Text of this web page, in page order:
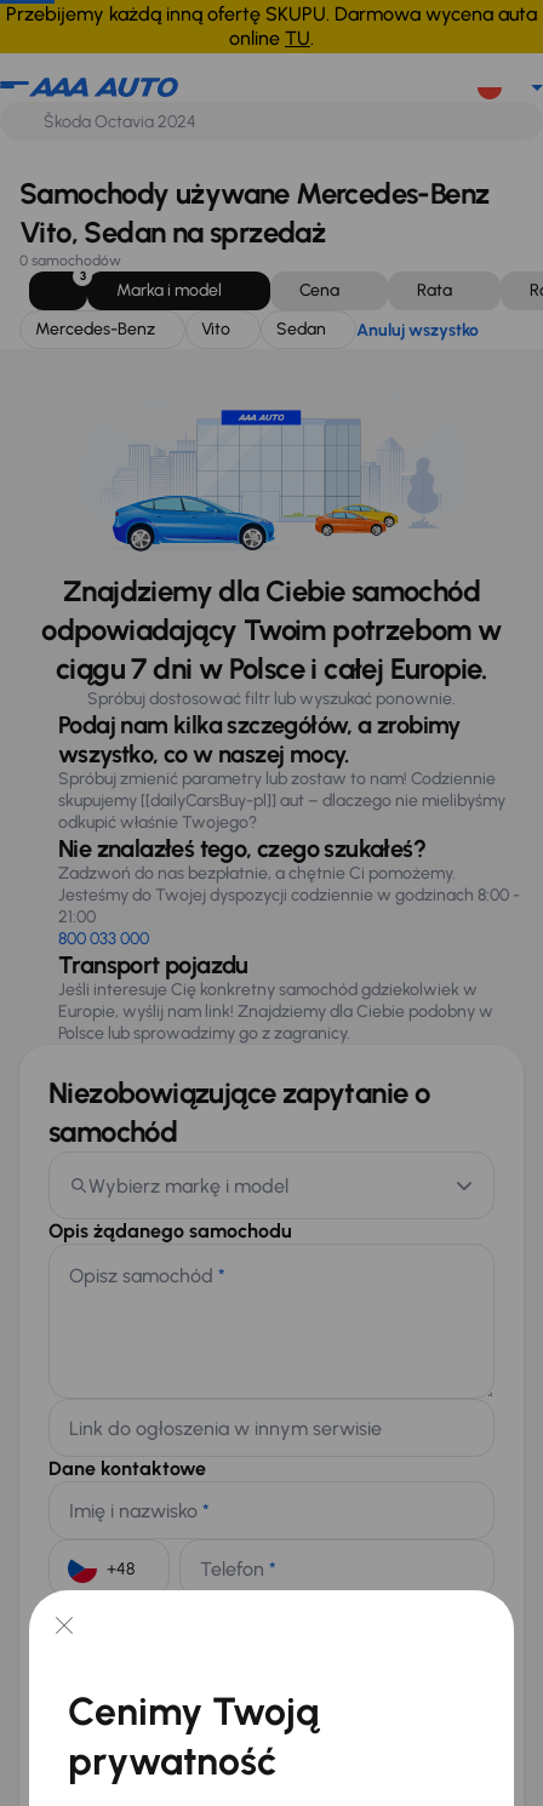
Przebijemy każdą inną ofertę SKUPU. Darmowa wycena auta
online TU.
Mercedes-Benz Vito Sedan Anuluj wszystko
Samochody używane Mercedes-Benz
Vito, Sedan na sprzedaż
0 samochodów
3
Marka i model Cena Rata
Mercedes-Benz
Vito Sedan Anuluj wszystko
Znajdziemy dla Ciebie samochód
odpowiadający Twoim potrzebom w
ciągu 7 dni w Polsce i całej Europie.
Spróbuj dostosować filtr lub wyszukać ponownie.
Podaj nam kilka szczegółów, a zrobimy
wszystko, co w naszej mocy.
Spróbuj zmienić parametry lub zostaw to nam! Codziennie
skupujemy [[dailyCarsBuy-pl]] aut – dlaczego nie mielibyśmy
odkupić właśnie Twojego?
Nie znalazłeś tego, czego szukałeś?
Zadzwoń do nas bezpłatnie, a chętnie Ci pomożemy.
Jesteśmy do Twojej dyspozycji codziennie w godzinach 8:00 -
21:00
800 033 000
Transport pojazdu
Jeśli interesuje Cię konkretny samochód gdziekolwiek w
Europie, wyślij nam link! Znajdziemy dla Ciebie podobny w
Polsce lub sprowadzimy go z zagranicy.
Niezobowiązujące zapytanie o
samochód
Wybierz markę i model
Opis żądanego samochodu
Opisz samochód *
Link do ogłoszenia w innym serwisie
Dane kontaktowe
Imię i nazwisko *
Telefon *
E-mail
Na numer telefonu (opcjonalnie)
Wyślij zapytanie
Cenimy Twoją
prywatność